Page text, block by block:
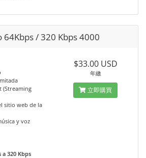
64Kbps / 320 Kbps 4000
(Streaming
sitio web de la
y voz
a 320 Kbps
$33.00 USD
年繳
立即購買